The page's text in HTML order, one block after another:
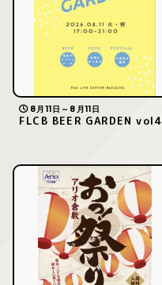
8月11日～8月11日
FLCB BEER GARDEN vol4